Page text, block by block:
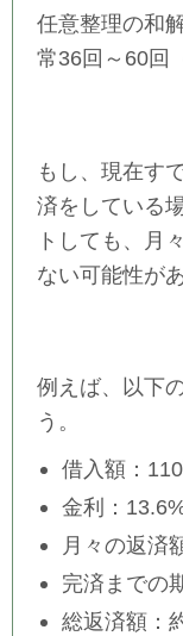
任意整理の和
常36回～60回
もし、現在す
済をしている
トしても、月
ない可能性が
例えば、以下
う。
借入額：
金利：
月々の返済
完済までの
総返済額：